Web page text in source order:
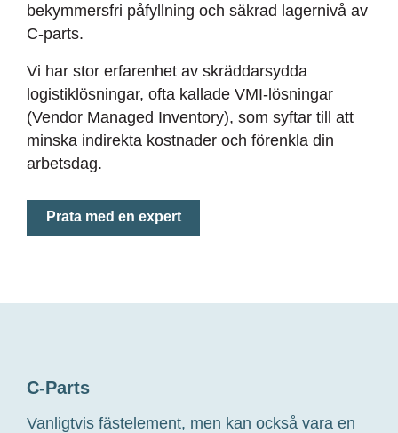
bekymmersfri påfyllning och säkrad lagernivå av
C-parts.
Vi har stor erfarenhet av skräddarsydda
logistiklösningar, ofta kallade VMI-lösningar
(Vendor Managed Inventory), som syftar till att
minska indirekta kostnader och förenkla din
arbetsdag.
Prata med en expert
C-Parts
Vanligtvis fästelement, men kan också vara en